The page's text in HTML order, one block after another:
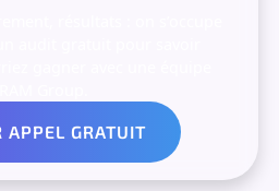
APPEL GRATUIT